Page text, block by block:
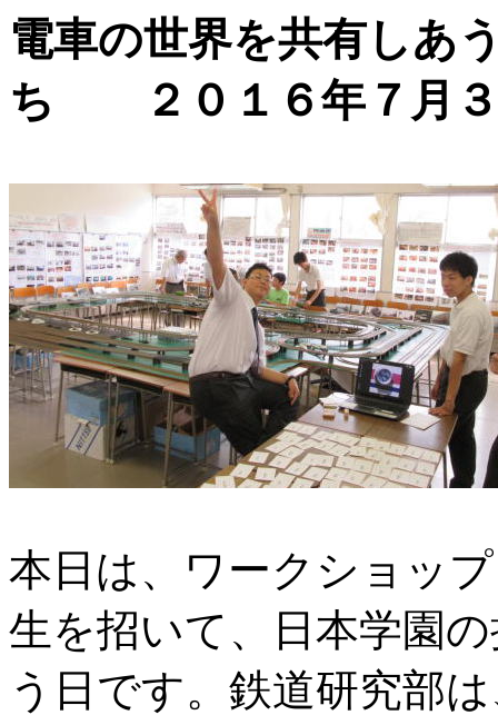
電車の世界を共有しあ
ち ２０１６年７月３
本日は、ワークショッ
生を招いて、日本学園
う日です。鉄道研究部